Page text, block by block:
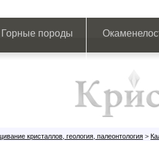
Горные породы
кристаллов, геология, палеонтология >